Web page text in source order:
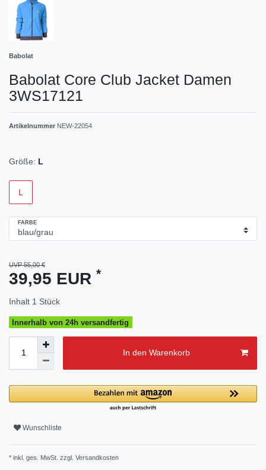
Babolat
Babolat Core Club Jacket Damen
3WS17121
Artikelnummer NEW-22054
Größe: L
L
FARBE
UVP 55,00 €
39,95 EUR *
Inhalt 1 Stück
Innerhalb von 24h versandfertig
In den Warenkorb
Wunschliste
* inkl. ges. MwSt. zzgl. Versandkosten